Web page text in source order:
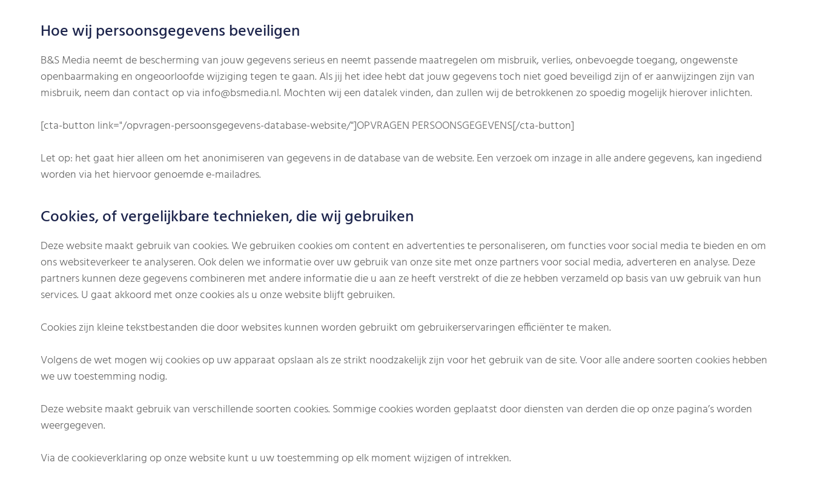
Hoe wij persoonsgegevens beveiligen
B&S Media neemt de bescherming van jouw gegevens serieus en neemt passende maatregelen om misbruik, verlies, onbevoegde toegang, ongewenste
openbaarmaking en ongeoorloofde wijziging tegen te gaan. Als jij het idee hebt dat jouw gegevens toch niet goed beveiligd zijn of er aanwijzingen zijn van
misbruik, neem dan contact op via info@bsmedia.nl. Mochten wij een datalek vinden, dan zullen wij de betrokkenen zo spoedig mogelijk hierover inlichten.
[cta-button link="/opvragen-persoonsgegevens-database-website/"]OPVRAGEN PERSOONSGEGEVENS[/cta-button]
Let op: het gaat hier alleen om het anonimiseren van gegevens in de database van de website. Een verzoek om inzage in alle andere gegevens, kan ingediend
worden via het hiervoor genoemde e-mailadres.
Cookies, of vergelijkbare technieken, die wij gebruiken
Deze website maakt gebruik van cookies. We gebruiken cookies om content en advertenties te personaliseren, om functies voor social media te bieden en om
ons websiteverkeer te analyseren. Ook delen we informatie over uw gebruik van onze site met onze partners voor social media, adverteren en analyse. Deze
partners kunnen deze gegevens combineren met andere informatie die u aan ze heeft verstrekt of die ze hebben verzameld op basis van uw gebruik van hun
services. U gaat akkoord met onze cookies als u onze website blijft gebruiken.
Cookies zijn kleine tekstbestanden die door websites kunnen worden gebruikt om gebruikerservaringen efficiënter te maken.
Volgens de wet mogen wij cookies op uw apparaat opslaan als ze strikt noodzakelijk zijn voor het gebruik van de site. Voor alle andere soorten cookies hebben
we uw toestemming nodig.
Deze website maakt gebruik van verschillende soorten cookies. Sommige cookies worden geplaatst door diensten van derden die op onze pagina’s worden
weergegeven.
Via de cookieverklaring op onze website kunt u uw toestemming op elk moment wijzigen of intrekken.